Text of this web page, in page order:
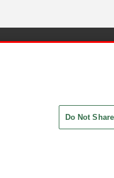
Do Not